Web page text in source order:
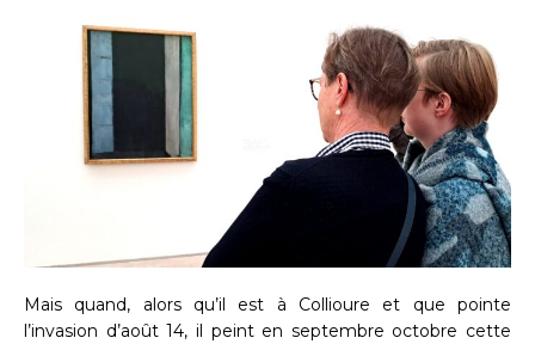
Mais quand, alors qu’il est à Collioure et que pointe
l’invasion d’août 14, il peint en septembre octobre cette